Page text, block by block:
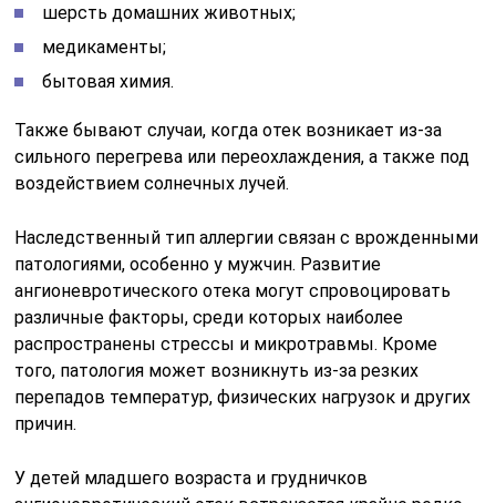
шерсть домашних животных;
медикаменты;
бытовая химия.
Также бывают случаи, когда отек возникает из-за
сильного перегрева или переохлаждения, а также под
воздействием солнечных лучей.
Наследственный тип аллергии связан с врожденными
патологиями, особенно у мужчин. Развитие
ангионевротического отека могут спровоцировать
различные факторы, среди которых наиболее
распространены стрессы и микротравмы. Кроме
того, патология может возникнуть из-за резких
перепадов температур, физических нагрузок и других
причин.
У детей младшего возраста и грудничков